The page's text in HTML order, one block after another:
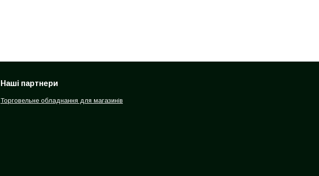
Наші партнери
Торговельне обладнання для магазинів